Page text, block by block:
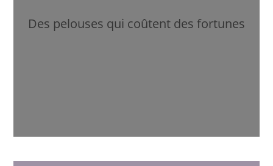
Des pelouses qui coûtent des fortunes